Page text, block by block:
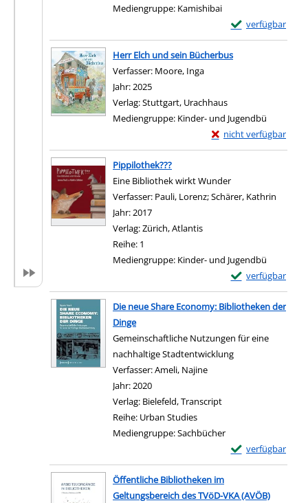
Mediengruppe: Kamishibai
verfügbar
Exemplar-Details
Zum Download
Herr Elch und sein Bücherbus
Verfasser: Moore, Inga
Jahr:2025
Verlag:Stuttgart, Urachhaus
Mediengruppe: Kinder- und Jugendbü
nicht verfügbar
Exemplar-Details von
Zum Download von
Pippilothek???
Eine Bibliothek wirkt Wunder
Verfasser: Pauli, Lorenz;Schärer, Kathrin
Jahr:2017
Verlag:Zürich, Atlantis
Reihe: 1
Mediengruppe: Kinder- und Jugendbü
verfügbar
Exemplar-Details
Zum Download
Die neue Share Economy: Bibliotheken der
Dinge
Gemeinschaftliche Nutzungen für eine
nachhaltige Stadtentwicklung
Verfasser:Ameli, Najine
Jahr:2020
Verlag: Bielefeld, Transcript
Reihe: Urban Studies
Mediengruppe:Sachbücher
verfügbar
Exemplar-Details
Zum Download
Öffentliche Bibliotheken im
Geltungsbereich des TVöD-VKA (AVÖB)